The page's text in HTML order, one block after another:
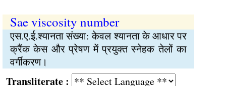
Sae viscosity number
एस.ए.ई.श्यानता संख्या: केवल श्यानता के आधार पर
क्रैंक केस और प्रेषण में प्रयुक्त स्नेहक तेलों का
वर्गीकरण।
: